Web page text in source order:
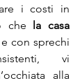
i costi in
che
la casa
e con sprechi
vi
alla